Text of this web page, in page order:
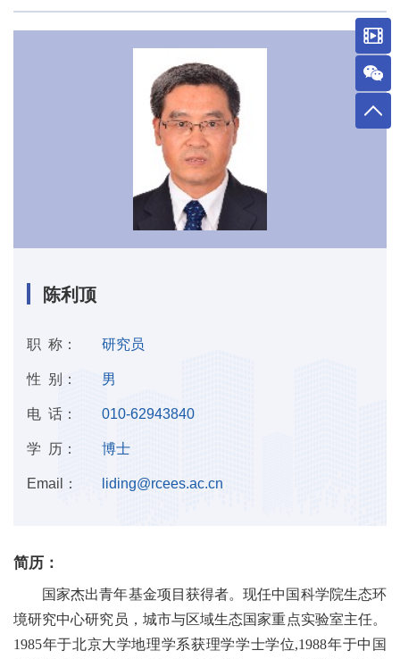
陈利顶
职 称： 研究员
性 别： 男
电 话： 010-62943840
学 历： 博士
Email： liding@rcees.ac.cn
简历：
国家杰出青年基金项目获得者。现任中国科学院生态环
境研究中心研究员，城市与区域生态国家重点实验室主任。
1985年于北京大学地理学系获理学学士学位,1988年于中国